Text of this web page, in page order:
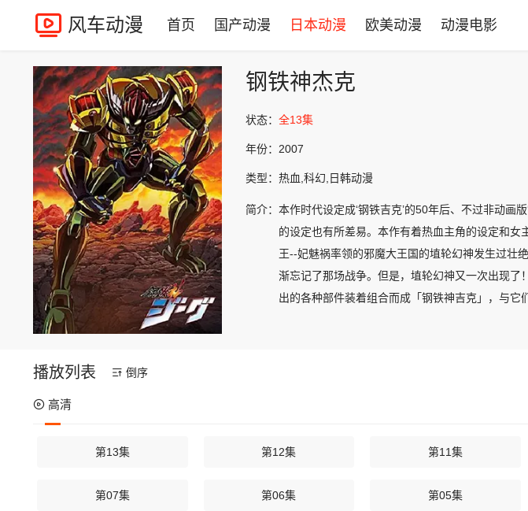
风车动漫 首页 国产动漫 日本动漫 欧美动漫 动漫电影
钢铁神杰克
状态： 全13集
年份： 2007
类型： 热血,科幻,日韩动漫
简介： 本作时代设定成‘钢铁吉克’的50年后、不过非动画
的设定也有所差易。本作有着热血主角的设定和
王--妃魅祸率领的邪魔大王国的埴轮幻神发生过壮
渐忘记了那场战争。但是，埴轮幻神又一次出现
出的各种部件装着组合而成「钢铁神吉克」，与
播放列表 倒序
高清
第13集 第12集 第11集
第07集 第06集 第05集